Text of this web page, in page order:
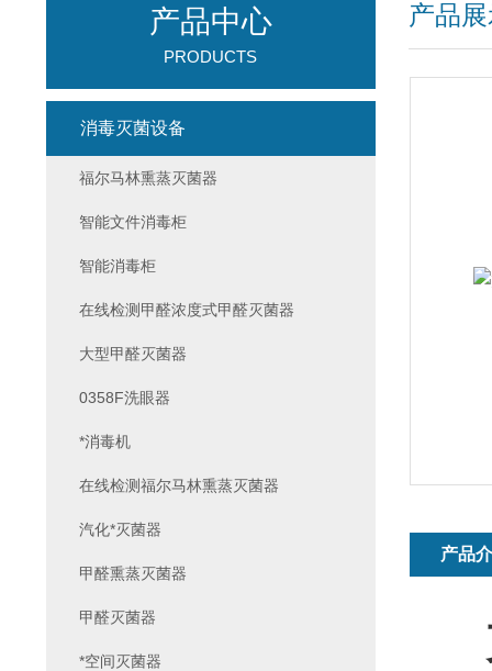
产品
产品
产品中心
PRODUCTS
消毒灭菌设备
福尔马林熏蒸灭菌器
智能文件消毒柜
智能消毒柜
在线检测甲醛浓度式甲醛灭菌器
大型甲醛灭菌器
0358F洗眼器
*消毒机
在线检测福尔马林熏蒸灭菌器
汽化*灭菌器
甲醛熏蒸灭菌器
甲醛灭菌器
*空间灭菌器